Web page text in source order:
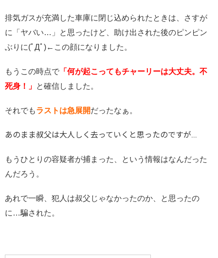
排気ガスが充満した車庫に閉じ込められたときは、さすが
に「ヤバい…」と思ったけど、助け出された後のピンピン
ぶりに(ﾟДﾟ)←この顔になりました。
もうこの時点で 「何が起こってもチャーリーは大丈夫。不
死身！」 と確信しました。
それでもラストは急展開だったなぁ。
あのまま叔父は大人しく去っていくと思ったのですが…
もうひとりの容疑者が捕まった、という情報はなんだった
んだろう。
あれで一瞬、犯人は叔父じゃなかったのか、と思ったの
に…騙された。